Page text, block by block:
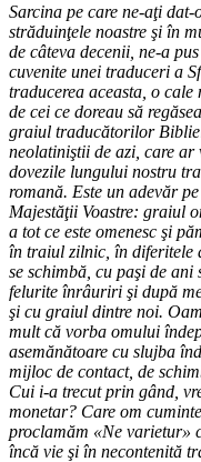
Sarcina pe care ne-aţi
străduinţele noastre şi în
de câteva decenii, ne-a
cuvenite unei traduceri a
traducerea aceasta, o
de cei ce doreau să
graiul traducătorilor
neolatiniştii de azi, care ar
dovezile lungului nostru
romană. Este un adevăr
Majestăţii Voastre: graiul
a tot ce este omenesc şi
în traiul zilnic, în diferitele
se schimbă, cu paşi de ani
felurite înrâuriri şi după
şi cu graiul dintre noi.
mult că vorba omului
asemănătoare cu slujba
mijloc de contact, de
Cui i-a trecut prin gând,
monetar? Care om
proclamăm «Ne varietur»
încă vie şi în necontenită